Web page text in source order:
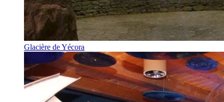
Glacière de Yécora